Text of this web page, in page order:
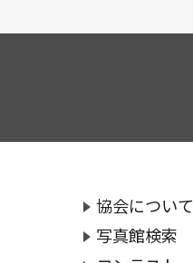
協会について
写真館検索